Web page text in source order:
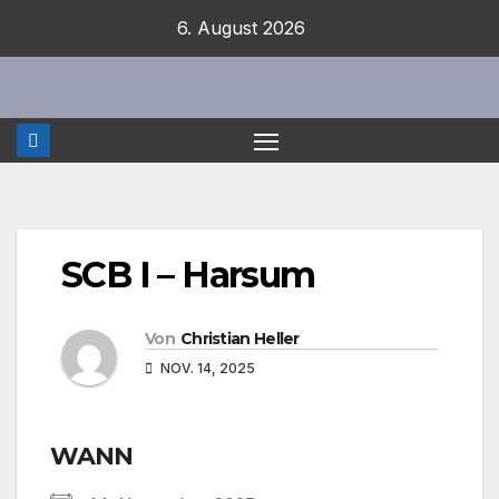
6. August 2026
SCB I – Harsum
Von Christian Heller
NOV. 14, 2025
WANN